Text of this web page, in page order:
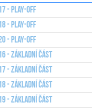
- Play-off
- Play-off
- Play-off
- Základní část
- Základní část
- Základní část
- Základní část